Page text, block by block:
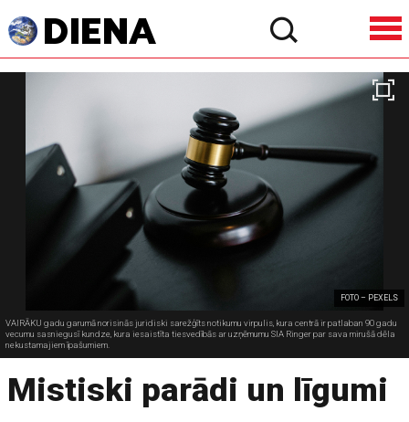
FOTO – PEXELS
VAIRĀKU gadu garumā norisinās juridiski sarežģīts notikumu virpulis, kura centrā ir patlaban 90 gadu
vecumu sasniegusī kundze, kura iesaistīta tiesvedībās ar uzņēmumu SIA Ringer par sava mirušā dēla
nekustamajiem īpašumiem.
Mistiski parādi un līgumi